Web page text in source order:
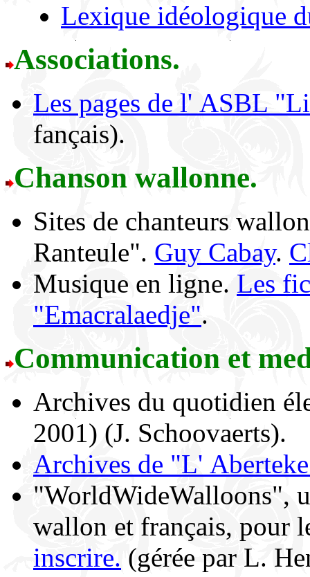
Lexique idéologique
Associations.
Les pages de l' ASBL
fançais).
Chanson wallonne.
Sites de chanteurs
Ranteule". Guy Cabay.
Musique en ligne. Les
"Emacralaedje".
Communication et
Archives du quotidien
2001) (J. Schoovaerts).
Archives de "L'
"WorldWideWalloons",
wallon et français, pour
inscrire. (gérée par L.